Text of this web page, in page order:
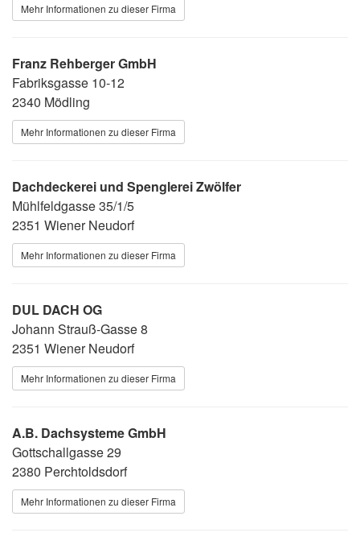
Mehr Informationen zu dieser Firma
Franz Rehberger GmbH
Fabriksgasse 10-12
2340 Mödling
Mehr Informationen zu dieser Firma
Dachdeckerei und Spenglerei Zwölfer
Mühlfeldgasse 35/1/5
2351 Wiener Neudorf
Mehr Informationen zu dieser Firma
DUL DACH OG
Johann Strauß-Gasse 8
2351 Wiener Neudorf
Mehr Informationen zu dieser Firma
A.B. Dachsysteme GmbH
Gottschallgasse 29
2380 Perchtoldsdorf
Mehr Informationen zu dieser Firma